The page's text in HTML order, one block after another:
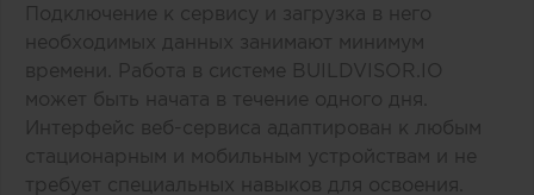
Подключение к сервису и загрузка в него
необходимых данных занимают минимум
времени. Работа в системе BUILDVISOR.IO
может быть начата в течение одного дня.
Интерфейс веб-сервиса адаптирован к любым
стационарным и мобильным устройствам и не
требует специальных навыков для освоения.